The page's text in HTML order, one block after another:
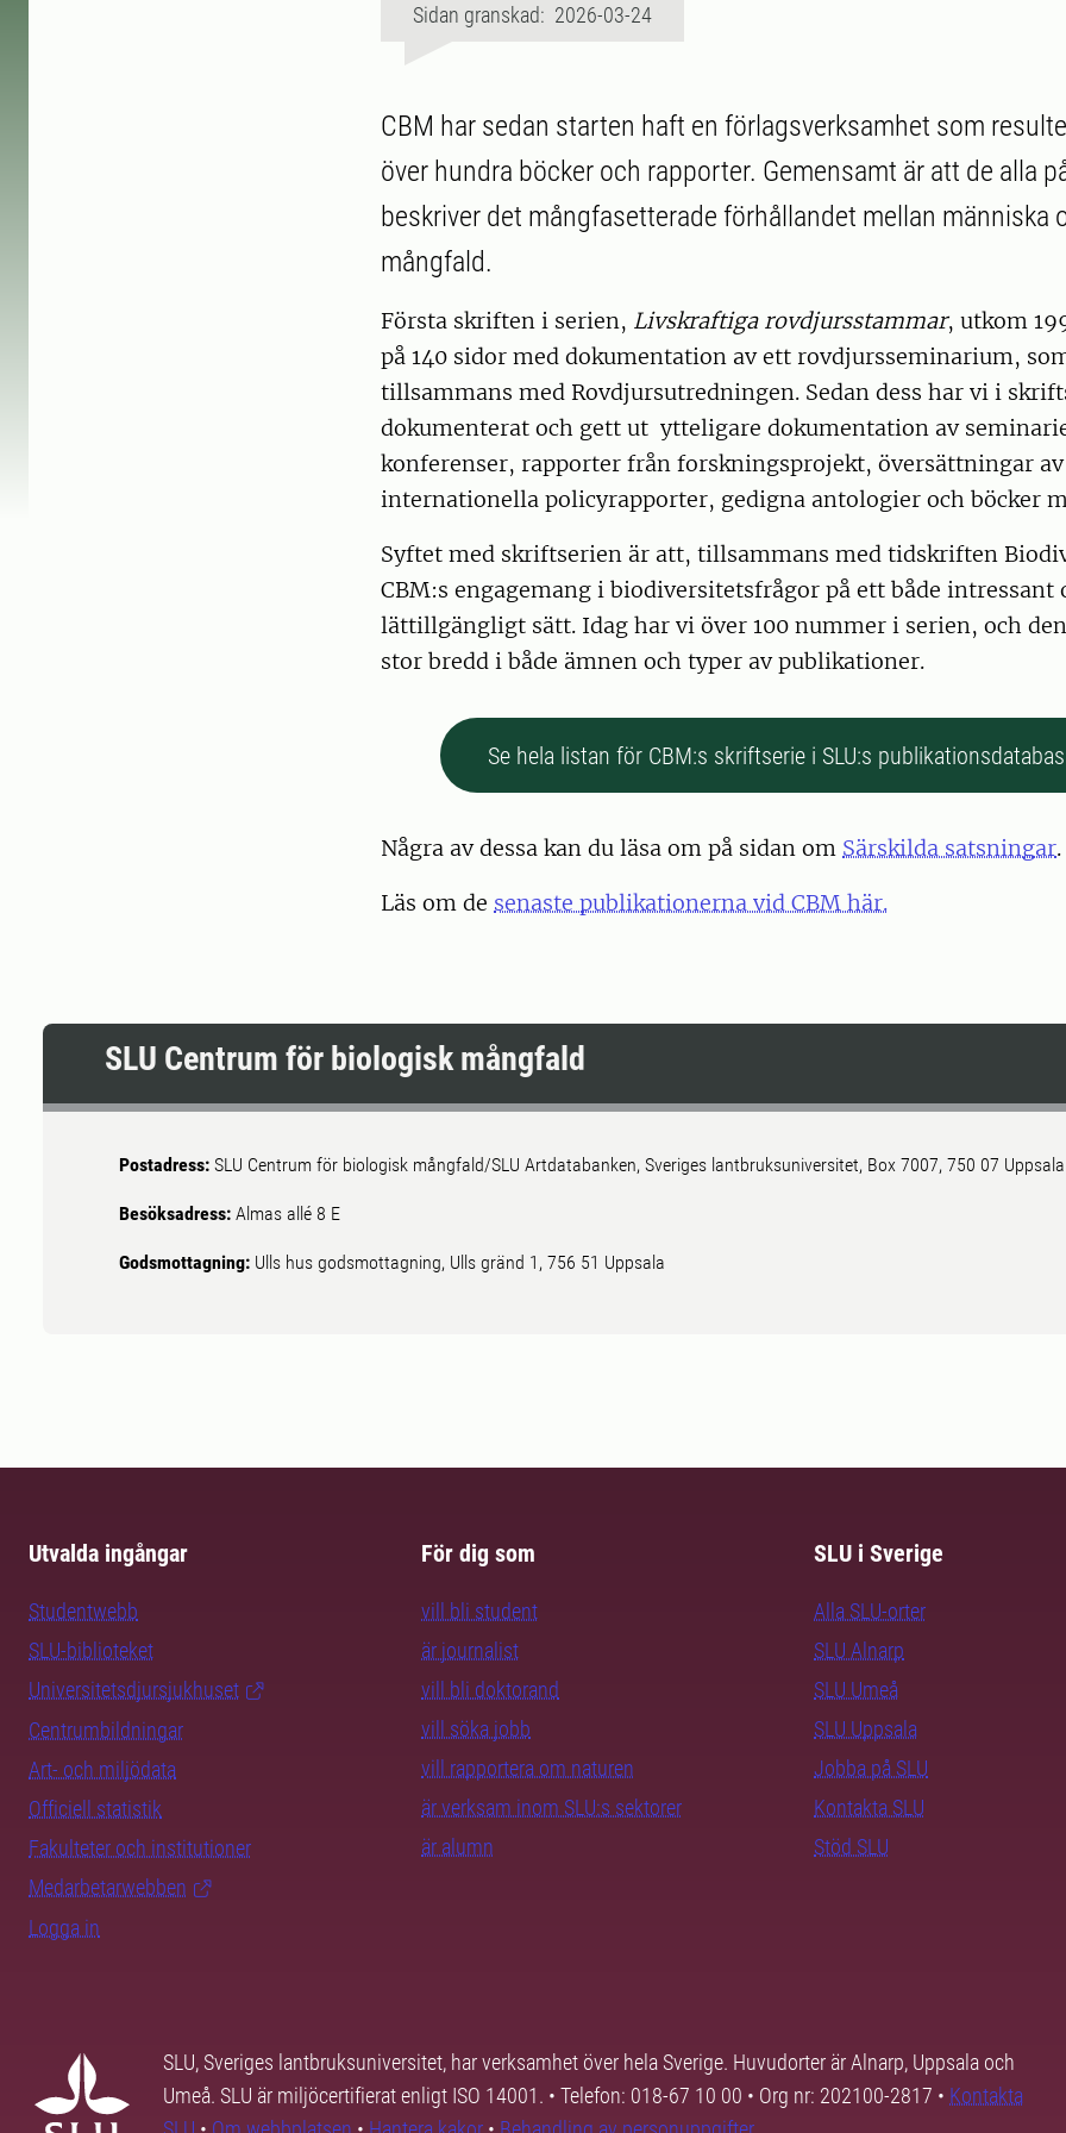
Sidan granskad: 2026-03-24
CBM har sedan starten haft en förlagsverksamhet som
över hundra böcker och rapporter. Gemensamt är att de alla
beskriver det mångfasetterade förhållandet mellan människa
mångfald.
Första skriften i serien, Livskraftiga rovdjursstammar, utkom
på 140 sidor med dokumentation av ett rovdjursseminarium,
tillsammans med Rovdjursutredningen. Sedan dess har vi i
dokumenterat och gett ut ytteligare dokumentation av
konferenser, rapporter från forskningsprojekt, översättningar av
internationella policyrapporter, gedigna antologier och böcker
Syftet med skriftserien är att, tillsammans med tidskriften
CBM:s engagemang i biodiversitetsfrågor på ett både intressant
lättillgängligt sätt. Idag har vi över 100 nummer i serien, och
stor bredd i både ämnen och typer av publikationer.
Se hela listan för CBM:s skriftserie i SLU:s publikationsdatabas
Några av dessa kan du läsa om på sidan om Särskilda satsningar.
Läs om de senaste publikationerna vid CBM här.
SLU Centrum för biologisk mångfald
Postadress: SLU Centrum för biologisk mångfald/SLU Artdatabanken, Sveriges lantbruksuniversitet, Box 7007, 750 07 Uppsala
Besöksadress: Almas allé 8 E
Godsmottagning: Ulls hus godsmottagning, Ulls gränd 1, 756 51 Uppsala
Utvalda ingångar
Studentwebb
SLU-biblioteket
Universitetsdjursjukhuset
Centrumbildningar
Art- och miljödata
Officiell statistik
Fakulteter och institutioner
Medarbetarwebben
Logga in
För dig som
vill bli student
är journalist
vill bli doktorand
vill söka jobb
vill rapportera om naturen
är verksam inom SLU:s sektorer
är alumn
SLU i Sverige
Alla SLU-orter
SLU Alnarp
SLU Umeå
SLU Uppsala
Jobba på SLU
Kontakta SLU
Stöd SLU
SLU, Sveriges lantbruksuniversitet, har verksamhet över hela Sverige. Huvudorter är Alnarp, Uppsala och
Umeå. SLU är miljöcertifierat enligt ISO 14001. • Telefon: 018-67 10 00 • Org nr: 202100-2817 • Kontakta